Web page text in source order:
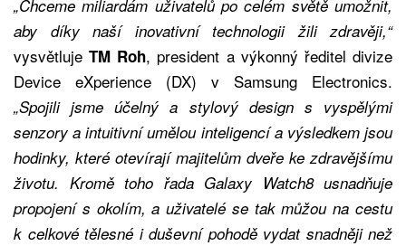
„Chceme miliardám uživatelů po celém světě umožnit,
aby díky naší inovativní technologii žili zdravěji,“
vysvětlujeTM Roh, president a výkonný ředitel divize
Device eXperience (DX) v Samsung Electronics.
„Spojili jsme účelný a stylový design s vyspělými
senzory a intuitivní umělou inteligencí a výsledkem jsou
hodinky, které otevírají majitelům dveře ke zdravějšímu
životu. Kromě toho řada Galaxy Watch8 usnadňuje
propojení s okolím, a uživatelé se tak můžou na cestu
k celkové tělesné i duševní pohodě vydat snadněji než